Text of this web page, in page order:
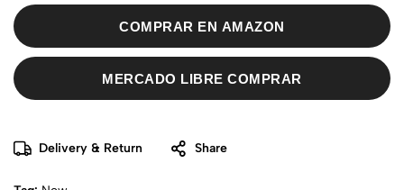
COMPRAR EN AMAZON
MERCADO LIBRE COMPRAR
Delivery & Return Share